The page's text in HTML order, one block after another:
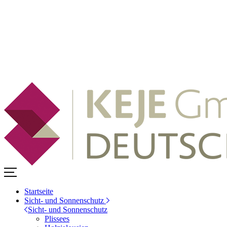
Startseite
Sicht- und Sonnenschutz
Sicht- und Sonnenschutz
Plissees